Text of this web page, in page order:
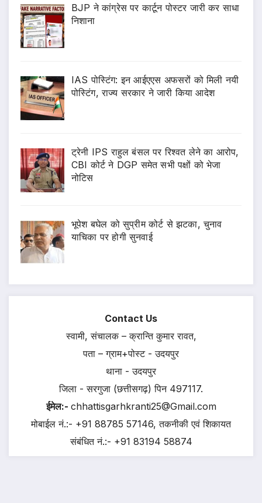
BJP ने कांग्रेस पर कार्टून पोस्टर जारी कर साधा
निशाना
IAS पोस्टिंग: इन आईएएस अफसरों को मिली नयी
पोस्टिंग, राज्य सरकार ने जारी किया आदेश
ट्रेनी IPS राहुल बंसल पर रिश्वत लेने का आरोप,
CBI कोर्ट ने DGP समेत सभी पक्षों को भेजा
नोटिस
भूपेश बघेल को सुप्रीम कोर्ट से झटका, चुनाव
याचिका पर होगी सुनवाई
Contact Us
स्वामी, संचालक – क्रान्ति कुमार रावत,
पता – ग्राम+पोस्ट - उदयपुर
थाना - उदयपुर
जिला - सरगुजा (छत्तीसगढ़) पिन 497117.
ईमेल:- chhattisgarhkranti25@Gmail.com
मोबाईल नं.:- +91 88785 57146, तकनीकी एवं शिकायत
संबंधित नं.:- +91 83194 58874